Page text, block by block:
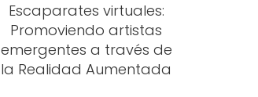
Escaparates virtuales:
Promoviendo artistas
emergentes a través de
la Realidad Aumentada